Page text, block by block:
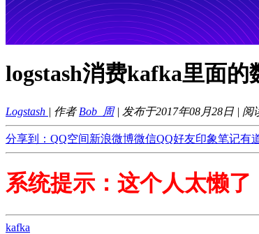
logstash消费kafka里面
Logstash | 作者Bob_周| 发布于2017年08月28日 | 阅
分享到： QQ空间新浪微博微信QQ好友印象笔记有
系统提示：这个人太懒了
kafka